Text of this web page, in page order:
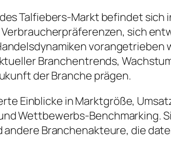
Talfiebers-Markt befindet
sich
Branchentrends,
der Branche prägen.
Einblicke in Marktgröße,
Wettbewerbs-Benchmarking.
andere Branchenakteure, die